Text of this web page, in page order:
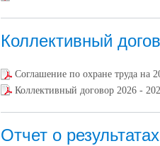
Коллективный
Соглашение по охране труда на
Коллективный договор 2026 -
Отчет о